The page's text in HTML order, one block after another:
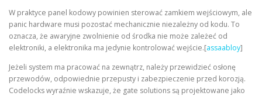
W praktyce panel kodowy powinien sterować zamkiem wejściowym, ale
panic hardware musi pozostać mechanicznie niezależny od kodu. To
oznacza, że awaryjne zwolnienie od środka nie może zależeć od
elektroniki, a elektronika ma jedynie kontrolować wejście.[assaabloy]
Jeżeli system ma pracować na zewnątrz, należy przewidzieć osłonę
przewodów, odpowiednie przepusty i zabezpieczenie przed korozją.
Codelocks wyraźnie wskazuje, że gate solutions są projektowane jako